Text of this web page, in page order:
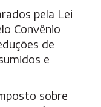
pela Lei
Convênio
de
e
sobre